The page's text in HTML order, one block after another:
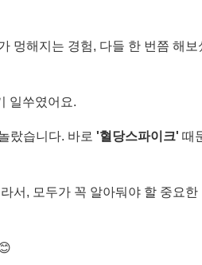
멍해지는 경험, 다들 한 번쯤 해보
일쑤였어요.
랐습니다. 바로 '혈당스파이크' 때
서, 모두가 꼭 알아둬야 할 중요한